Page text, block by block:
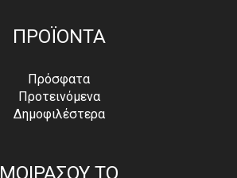
ΠΡΟΪΟΝΤΑ
Πρόσφατα
Προτεινόμενα
Δημοφιλέστερα
ΜΟΙΡΑΣΟΥ ΤΟ